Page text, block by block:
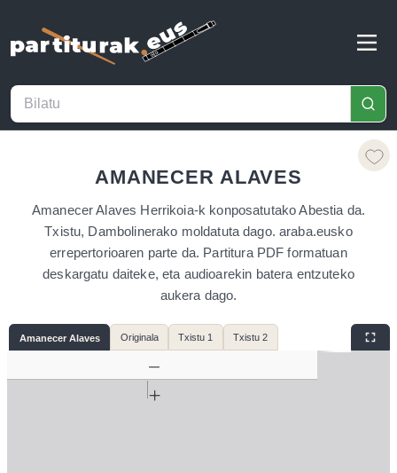
AMANECER ALAVES
Amanecer Alaves Herrikoia-k konposatutako Abestia da.
Txistu, Dambolinerako moldatuta dago. araba.eusko
errepertorioaren parte da. Partitura PDF formatuan
deskargatu daiteke, eta audioarekin batera entzuteko
aukera dago.
Amanecer Alaves Originala Txistu 1 Txistu 2